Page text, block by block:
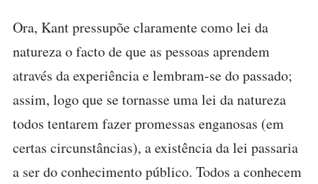
Ora, Kant pressupõe claramente como lei da
natureza o facto de que as pessoas aprendem
através da experiência e lembram-se do passado;
assim, logo que se tornasse uma lei da natureza
todos tentarem fazer promessas enganosas (em
certas circunstâncias), a existência da lei passaria
a ser do conhecimento público. Todos a conhecem